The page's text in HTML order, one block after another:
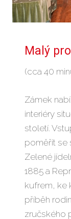
Malý
(cca 40
Zámek
interiéry
století.
poměřit se
Zelené
1885 a
kufrem, ke
příběh
zručského